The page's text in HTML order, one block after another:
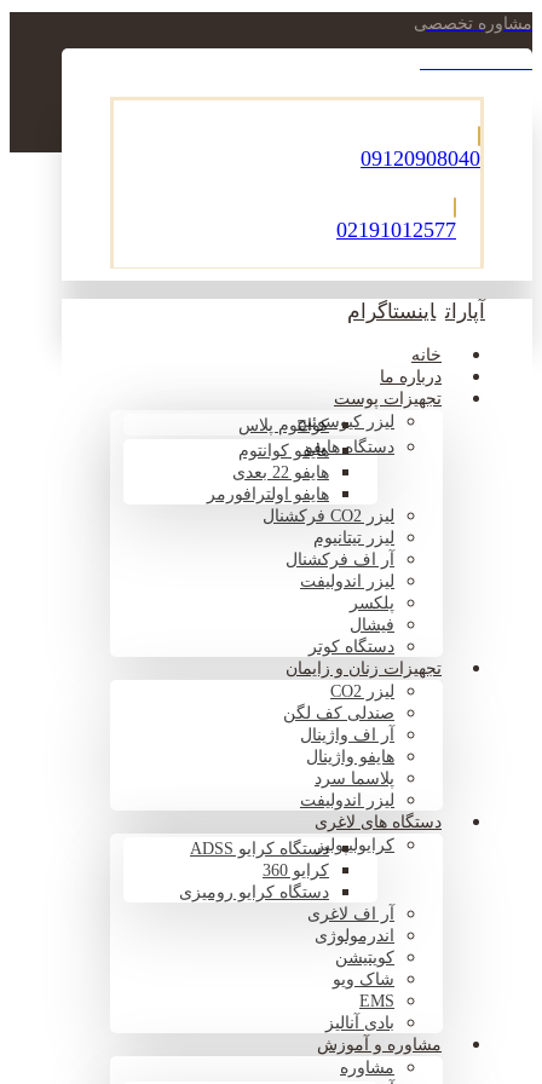
مشاوره تخصصی
09120908040
02191012577
آپارات اینستاگرام
خانه
درباره ما
تجهیزات پوست
لیزر کیوسوئیچکوانتوم پلاس
دستگاه هایفوهایفو کوانتوم
هایفو 22 بعدی
هایفو اولترافورمر
لیزر CO2 فرکشنال
لیزر تیتانیوم
آر اف فرکشنال
لیزر اندولیفت
پلکسر
فیشال
دستگاه کوتر
تجهیزات زنان و زایمان
لیزر CO2
صندلی کف لگن
آر اف واژینال
هایفو واژینال
پلاسما سرد
لیزر اندولیفت
دستگاه های لاغری
کرایولیپولیزدستگاه کرایو ADSS
کرایو 360
دستگاه کرایو رومیزی
آر اف لاغری
اندرمولوژی
کویتیشن
شاک ویو
EMS
بادی آنالیز
مشاوره و آموزش
مشاوره